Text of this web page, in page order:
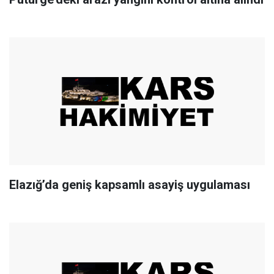
Elazığ’da geniş kapsamlı asayiş uygulaması